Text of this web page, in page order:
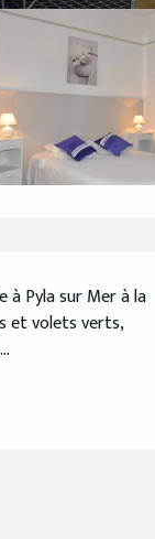
à Pyla sur Mer à la
et volets verts,